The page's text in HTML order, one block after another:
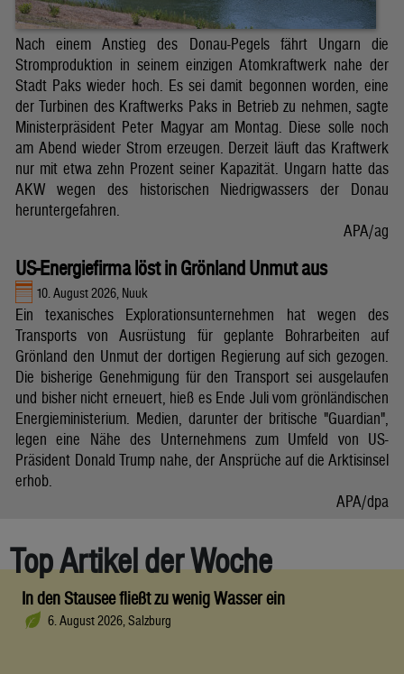
Nach einem Anstieg des Donau-Pegels fährt Ungarn die
Stromproduktion in seinem einzigen Atomkraftwerk nahe der
Stadt Paks wieder hoch. Es sei damit begonnen worden, eine
der Turbinen des Kraftwerks Paks in Betrieb zu nehmen, sagte
Ministerpräsident Peter Magyar am Montag. Diese solle noch
am Abend wieder Strom erzeugen. Derzeit läuft das Kraftwerk
nur mit etwa zehn Prozent seiner Kapazität. Ungarn hatte das
AKW wegen des historischen Niedrigwassers der Donau
heruntergefahren.
APA/ag
US-Energiefirma löst in Grönland Unmut aus
10. August 2026, Nuuk
Ein texanisches Explorationsunternehmen hat wegen des
Transports von Ausrüstung für geplante Bohrarbeiten auf
Grönland den Unmut der dortigen Regierung auf sich gezogen.
Die bisherige Genehmigung für den Transport sei ausgelaufen
und bisher nicht erneuert, hieß es Ende Juli vom grönländischen
Energieministerium. Medien, darunter der britische "Guardian",
legen eine Nähe des Unternehmens zum Umfeld von US-
Präsident Donald Trump nahe, der Ansprüche auf die Arktisinsel
erhob.
APA/dpa
Top Artikel der Woche
In den Stausee fließt zu wenig Wasser ein
6. August 2026, Salzburg